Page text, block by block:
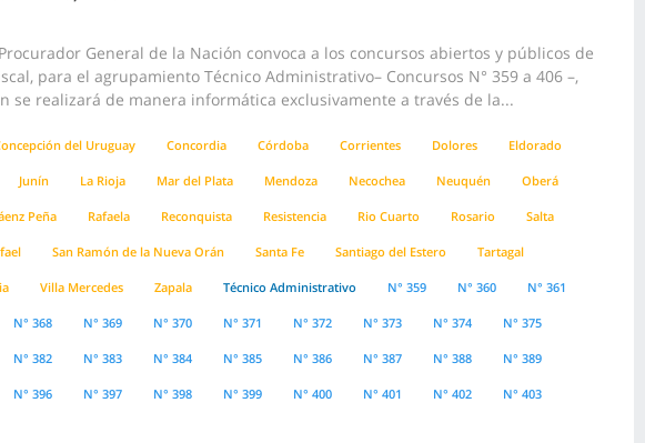
General de la Nación convoca a los concursos abiertos y públicos de
para el agrupamiento Técnico Administrativo– Concursos N° 359 a 406 –,
se realizará de manera informática exclusivamente a través de la...
del Uruguay Concordia Córdoba Corrientes Dolores Eldorado
Junín La Rioja Mar del Plata Mendoza Necochea Neuquén Oberá
Peña Rafaela Reconquista Resistencia Rio Cuarto Rosario Salta
San Ramón de la Nueva Orán Santa Fe Santiago del Estero Tartagal
Villa Mercedes Zapala Técnico Administrativo N° 359 N° 360 N° 361
N° 368 N° 369 N° 370 N° 371 N° 372 N° 373 N° 374 N° 375
N° 382 N° 383 N° 384 N° 385 N° 386 N° 387 N° 388 N° 389
N° 396 N° 397 N° 398 N° 399 N° 400 N° 401 N° 402 N° 403